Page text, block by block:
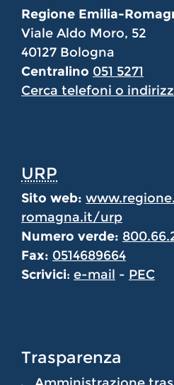
Regione Emilia-
Viale Aldo Moro, 52
40127 Bologna
Centralino 051 5271
Cerca telefoni o
URP
Sito web:
romagna.it/urp
Numero verde:
Fax: 0514689664
Scrivici: e-mail - PEC
Trasparenza